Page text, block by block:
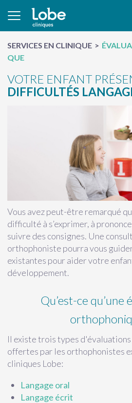
SERVICES EN CLINIQUE
QUE
VOTRE ENFANT
DIFFICULTÉS
Vous avez peut-être remarqué
difficulté à s’exprimer, à
suivre des consignes. Une
orthophoniste pourra vous
existantes pour aider votre
développement.
Qu’est-ce qu’une
Il existe trois types
offertes par les orthophonistes
cliniques Lobe:
Langage oral
Langage écrit